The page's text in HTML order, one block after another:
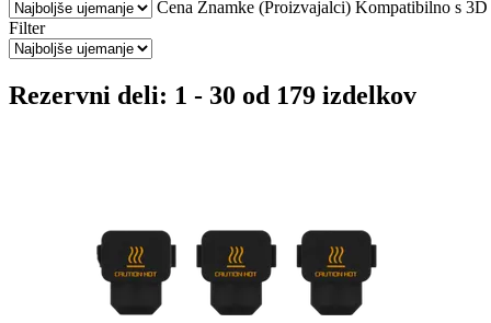
Cena Znamke (Proizvajalci) Kompatibilno s
Filter
Rezervni deli: 1 - 30 od 179 izdelkov